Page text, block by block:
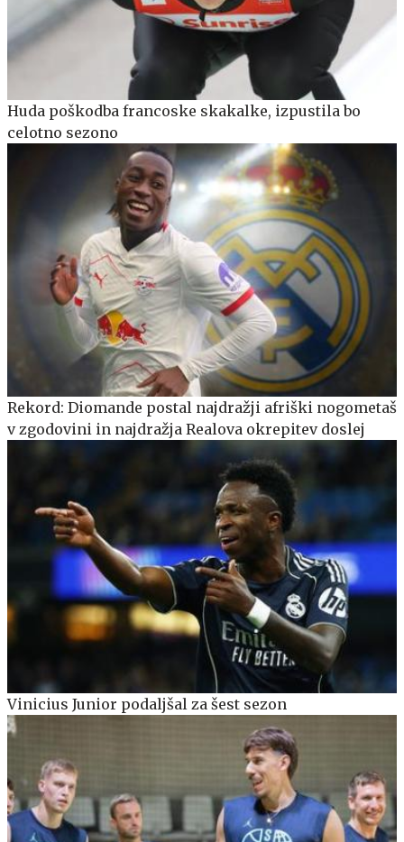
Huda poškodba francoske skakalke, izpustila bo
celotno sezono
Rekord: Diomande postal najdražji afriški nogometaš
v zgodovini in najdražja Realova okrepitev doslej
Vinicius Junior podaljšal za šest sezon